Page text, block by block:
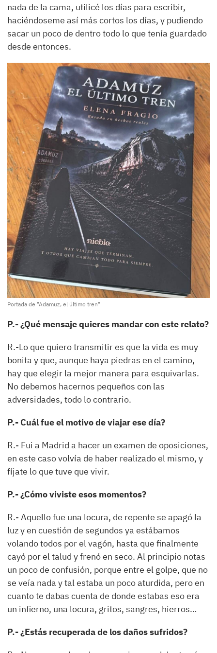
nada de la cama, utilicé los días para escribir,
haciéndoseme así más cortos los días, y pudiendo
sacar un poco de dentro todo lo que tenía guardado
desde entonces.
Portada de "Adamuz, el último tren"
P.- ¿Qué mensaje quieres mandar con este relato?
R.-Lo que quiero transmitir es que la vida es muy
bonita y que, aunque haya piedras en el camino,
hay que elegir la mejor manera para esquivarlas.
No debemos hacernos pequeños con las
adversidades, todo lo contrario.
P.- Cuál fue el motivo de viajar ese día?
R.- Fui a Madrid a hacer un examen de oposiciones,
en este caso volvía de haber realizado el mismo, y
fíjate lo que tuve que vivir.
P.- ¿Cómo viviste esos momentos?
R.- Aquello fue una locura, de repente se apagó la
luz y en cuestión de segundos ya estábamos
volando todos por el vagón, hasta que finalmente
cayó por el talud y frenó en seco. Al principio notas
un poco de confusión, porque entre el golpe, que no
se veía nada y tal estaba un poco aturdida, pero en
cuanto te dabas cuenta de donde estabas eso era
un infierno, una locura, gritos, sangres, hierros…
P.- ¿Estás recuperada de los daños sufridos?